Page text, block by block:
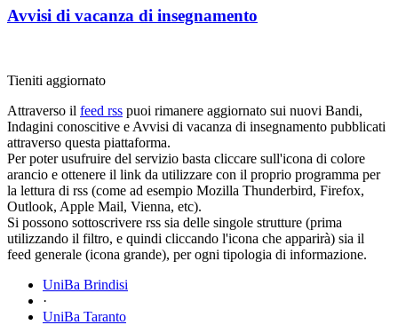
Avvisi di vacanza di insegnamento
Tieniti aggiornato
Attraverso il feed rss puoi rimanere aggiornato sui nuovi Bandi,
Indagini conoscitive e Avvisi di vacanza di insegnamento pubblicati
attraverso questa piattaforma.
Per poter usufruire del servizio basta cliccare sull'icona di colore
arancio e ottenere il link da utilizzare con il proprio programma per
la lettura di rss (come ad esempio Mozilla Thunderbird, Firefox,
Outlook, Apple Mail, Vienna, etc).
Si possono sottoscrivere rss sia delle singole strutture (prima
utilizzando il filtro, e quindi cliccando l'icona che apparirà) sia il
feed generale (icona grande), per ogni tipologia di informazione.
UniBa Brindisi
·
UniBa Taranto